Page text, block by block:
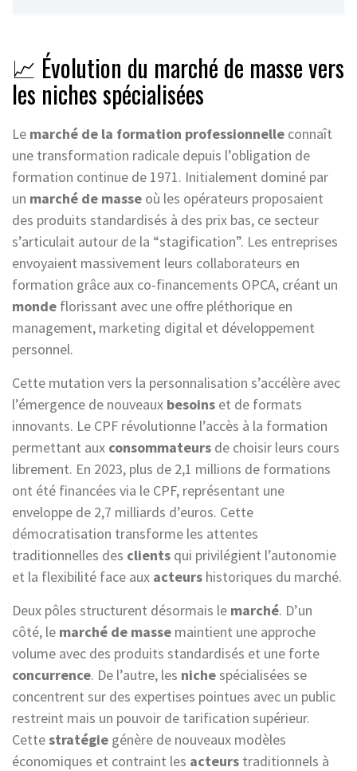
📈 Évolution du marché de masse vers
les niches spécialisées
Le marché de la formation professionnelle connaît
une transformation radicale depuis l’obligation de
formation continue de 1971. Initialement dominé par
un marché de masse où les opérateurs proposaient
des produits standardisés à des prix bas, ce secteur
s’articulait autour de la “stagification”. Les entreprises
envoyaient massivement leurs collaborateurs en
formation grâce aux co-financements OPCA, créant un
monde florissant avec une offre pléthorique en
management, marketing digital et développement
personnel.
Cette mutation vers la personnalisation s’accélère avec
l’émergence de nouveaux besoins et de formats
innovants. Le CPF révolutionne l’accès à la formation
permettant aux consommateurs de choisir leurs cours
librement. En 2023, plus de 2,1 millions de formations
ont été financées via le CPF, représentant une
enveloppe de 2,7 milliards d’euros. Cette
démocratisation transforme les attentes
traditionnelles des clients qui privilégient l’autonomie
et la flexibilité face aux acteurs historiques du marché.
Deux pôles structurent désormais le marché. D’un
côté, le marché de masse maintient une approche
volume avec des produits standardisés et une forte
concurrence. De l’autre, les nichespécialisées se
concentrent sur des expertises pointues avec un public
restreint mais un pouvoir de tarification supérieur.
Cettestratégie génère de nouveaux modèles
économiques et contraint les acteurs traditionnels à